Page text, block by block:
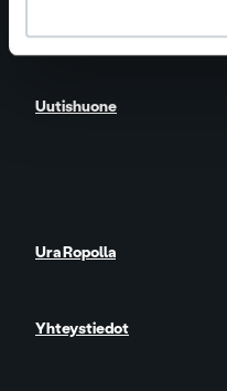
Uutishuone
Ura Ropolla
Yhteystiedot